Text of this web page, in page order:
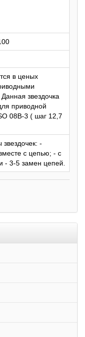
в ценых
звездочка
приводной
08B-3 ( шаг 12,7
-
с цепью; - с
- 3-5 замен цепей.